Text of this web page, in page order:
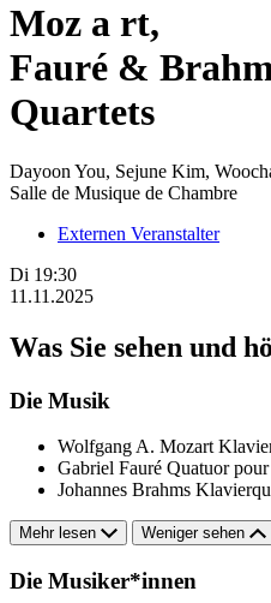
Moz a rt,
Fauré &
Quartets
Dayoon You, Sejune Kim,
Salle de Musique de Chambre
Externen Veranstalter
Di 19:30
11.11.2025
Was Sie sehen und
Die Musik
Wolfgang A. Mozart
Gabriel Fauré Quatuor pour
Johannes Brahms
Mehr lesen Weniger sehen
Die Musiker*innen